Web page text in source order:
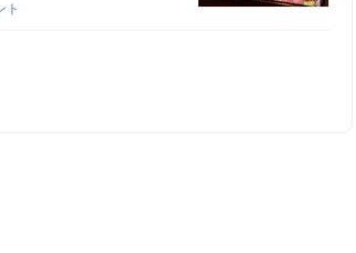
ト